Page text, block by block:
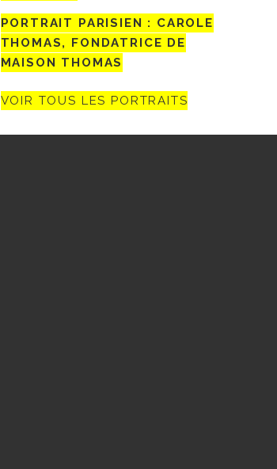
PORTRAIT PARISIEN : CAROLE
THOMAS, FONDATRICE DE
MAISON THOMAS
VOIR TOUS LES PORTRAITS